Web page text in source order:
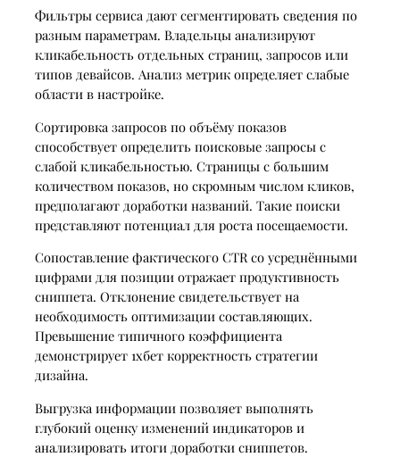
Фильтры сервиса дают сегментировать сведения по
разным параметрам. Владельцы анализируют
кликабельность отдельных страниц, запросов или
типов девайсов. Анализ метрик определяет слабые
области в настройке.
Сортировка запросов по объёму показов
способствует определить поисковые запросы с
слабой кликабельностью. Страницы с большим
количеством показов, но скромным числом кликов,
предполагают доработки названий. Такие поиски
представляют потенциал для роста посещаемости.
Сопоставление фактического CTR со усреднёнными
цифрами для позиции отражает продуктивность
сниппета. Отклонение свидетельствует на
необходимость оптимизации составляющих.
Превышение типичного коэффициента
демонстрирует 1хбет корректность стратегии
дизайна.
Выгрузка информации позволяет выполнять
глубокий оценку изменений индикаторов и
анализировать итоги доработки сниппетов.